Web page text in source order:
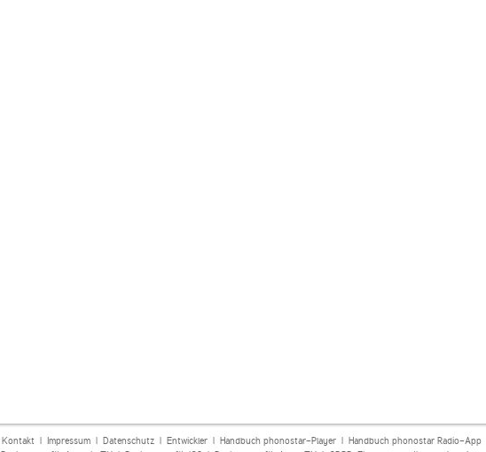
Kontakt| Impressum| Datenschutz| Entwickler| Handbuch phonostar-Player| Handbuch phonostar Radio-App